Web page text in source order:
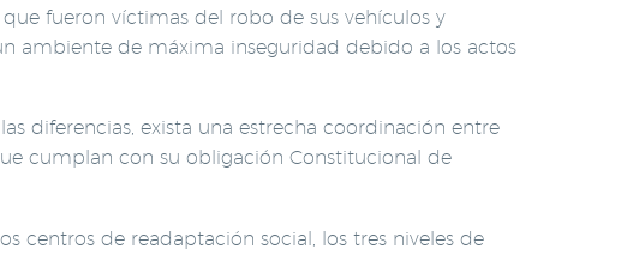
fueron víctimas del robo de sus vehículos y
ambiente de máxima inseguridad debido a los actos
diferencias, exista una estrecha coordinación entre
cumplan con su obligación Constitucional de
centros de readaptación social, los tres niveles de